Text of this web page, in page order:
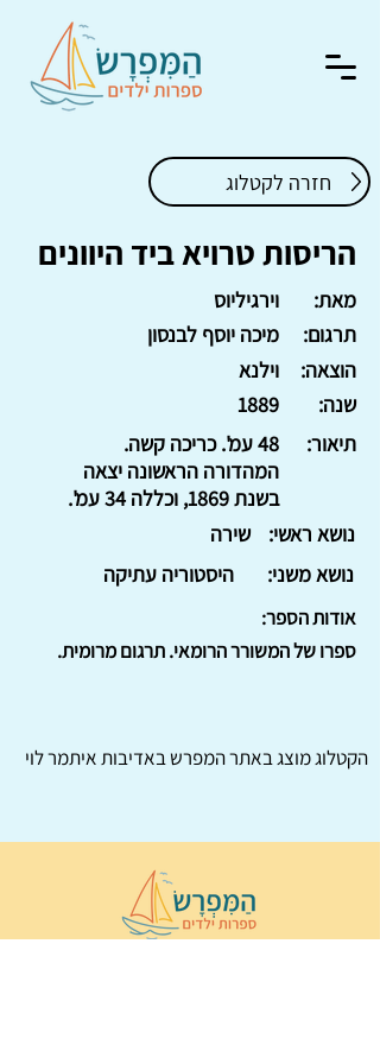
חזרה לקטלוג
הריסות טרויא ביד היוונים
וירגיליוס
מאת:
מיכה יוסף לבנסון
תרגום:
וילנא
הוצאה:
1889
שנה:
48 עמ'. כריכה קשה.
המהדורה הראשונה יצאה
בשנת 1869, וכללה 34 עמ'.
תיאור:
שירה
נושא ראשי:
היסטוריה עתיקה
נושא משני:
אודות הספר:
ספרו של המשורר הרומאי. תרגום מרומית.
הקטלוג מוצג באתרהמפרשבאדיבות איתמר לוי